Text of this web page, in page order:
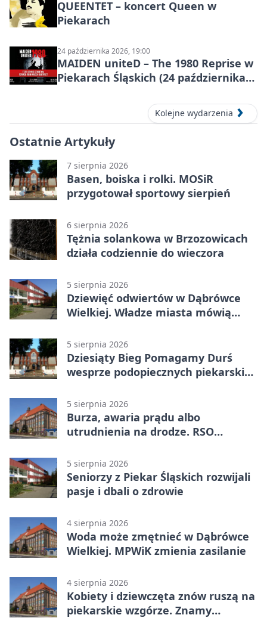
QUEENTET – koncert Queen w
Piekarach
24 października 2026, 19:00
MAIDEN uniteD – The 1980 Reprise w
Piekarach Śląskich (24 października
Kolejne wydarzenia
Ostatnie Artykuły
7 sierpnia 2026
Basen, boiska i rolki. MOSiR
przygotował sportowy sierpień
6 sierpnia 2026
Tężnia solankowa w Brzozowicach
działa codziennie do wieczora
5 sierpnia 2026
Dziewięć odwiertów w Dąbrówce
Wielkiej. Władze miasta mówią
5 sierpnia 2026
Dziesiąty Bieg Pomagamy Durś
wesprze podopiecznych piekarskich
5 sierpnia 2026
Burza, awaria prądu albo
utrudnienia na drodze. RSO
5 sierpnia 2026
Seniorzy z Piekar Śląskich rozwijali
pasje i dbali o zdrowie
4 sierpnia 2026
Woda może zmętnieć w Dąbrówce
Wielkiej. MPWiK zmienia zasilanie
4 sierpnia 2026
Kobiety i dziewczęta znów ruszą na
piekarskie wzgórze. Znamy